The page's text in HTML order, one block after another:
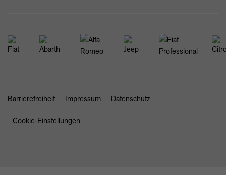
Barrierefreiheit Impressum Datenschutz
Cookie-Einstellungen